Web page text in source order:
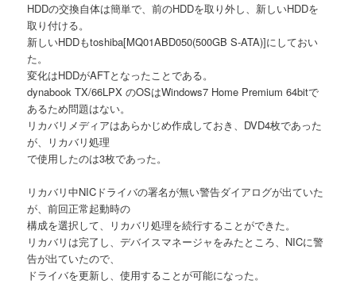
HDDの交換自体は簡単で、前のHDDを取り外し、新しいHDDを
取り付ける。
新しいHDDもtoshiba[MQ01ABD050(500GB S-ATA)]にしておい
た。
変化はHDDがAFTとなったことである。
dynabook TX/66LPX のOSはWindows7 Home Premium 64bitで
あるため問題はない。
リカバリメディアはあらかじめ作成しておき、DVD4枚であった
が、リカバリ処理
で使用したのは3枚であった。
リカバリ中NICドライバの署名が無い警告ダイアログが出ていた
が、前回正常起動時の
構成を選択して、リカバリ処理を続行することができた。
リカバリは完了し、デバイスマネージャをみたところ、NICに警
告が出ていたので、
ドライバを更新し、使用することが可能になった。